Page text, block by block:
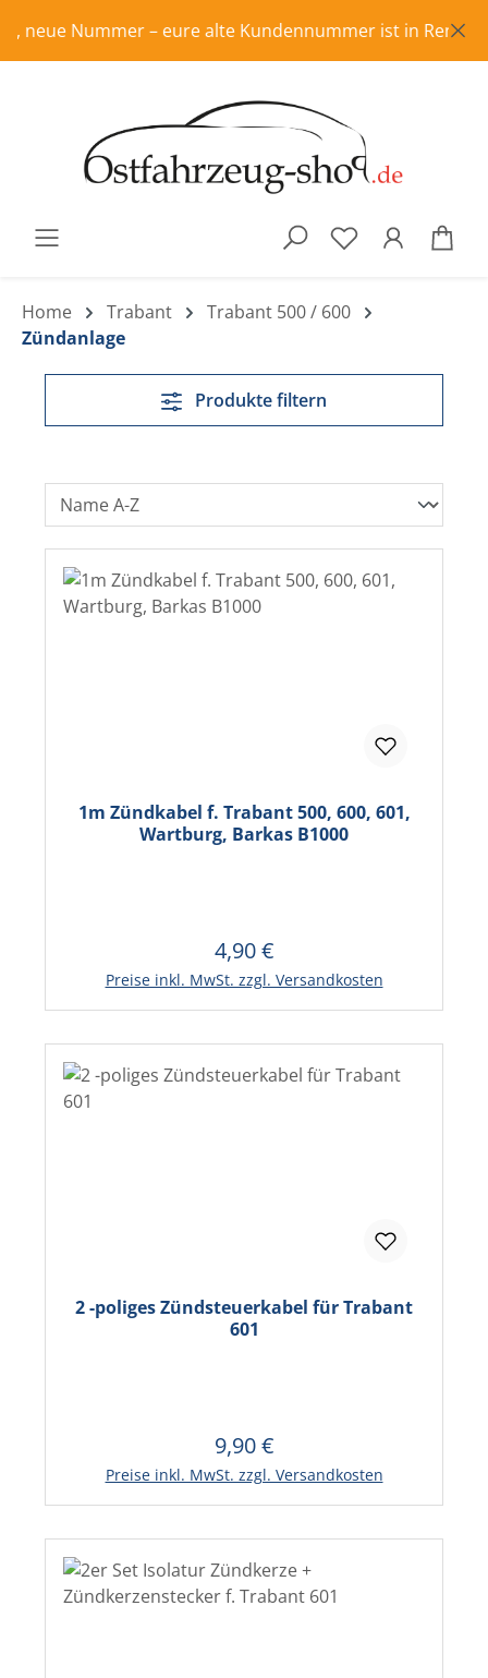
Zum Hauptinhalt springen
Nummer – eure alte Kundennummer ist in Rente, bitte
Home Trabant
Trabant 500 / 600
Zündanlage
Produkte filtern
1m Zündkabel f. Trabant 500, 600, 601,
Wartburg, Barkas B1000
Regulärer Preis:
4,90 €
Preise inkl. MwSt. zzgl. Versandkosten
In den Warenkorb
2 -poliges Zündsteuerkabel für Trabant
601
Regulärer Preis:
9,90 €
Preise inkl. MwSt. zzgl. Versandkosten
In den Warenkorb